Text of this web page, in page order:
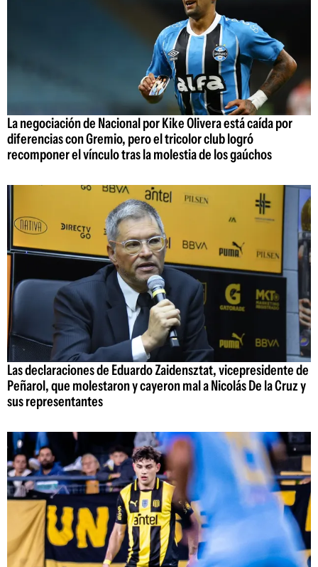
La negociación de Nacional por Kike Olivera está caída por
diferencias con Gremio, pero el tricolor club logró
recomponer el vínculo tras la molestia de los gaúchos
Las declaraciones de Eduardo Zaidensztat, vicepresidente de
Peñarol, que molestaron y cayeron mal a Nicolás De la Cruz y
sus representantes